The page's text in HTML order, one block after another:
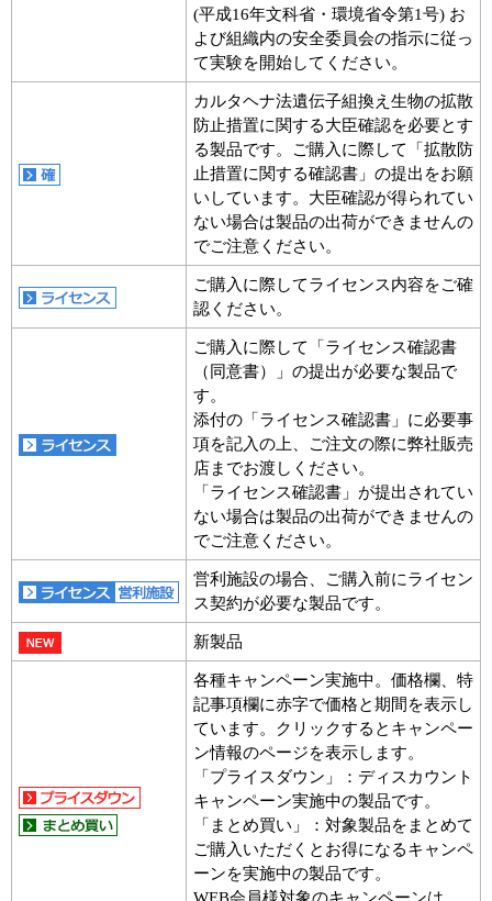
(平成16年文科省・環境省令第1号) お
よび組織内の安全委員会の指示に従っ
て実験を開始してください。
カルタヘナ法遺伝子組換え生物の拡散
防止措置に関する大臣確認を必要とす
る製品です。ご購入に際して「拡散防
止措置に関する確認書」の提出をお願
いしています。大臣確認が得られてい
ない場合は製品の出荷ができませんの
でご注意ください。
ご購入に際してライセンス内容をご確
認ください。
ご購入に際して「ライセンス確認書
（同意書）」の提出が必要な製品で
す。
添付の「ライセンス確認書」に必要事
項を記入の上、ご注文の際に弊社販売
店までお渡しください。
「ライセンス確認書」が提出されてい
ない場合は製品の出荷ができませんの
でご注意ください。
営利施設の場合、ご購入前にライセン
ス契約が必要な製品です。
新製品
各種キャンペーン実施中。価格欄、特
記事項欄に赤字で価格と期間を表示し
ています。クリックするとキャンペー
ン情報のページを表示します。
「プライスダウン」：ディスカウント
キャンペーン実施中の製品です。
「まとめ買い」：対象製品をまとめて
ご購入いただくとお得になるキャンペ
ーンを実施中の製品です。